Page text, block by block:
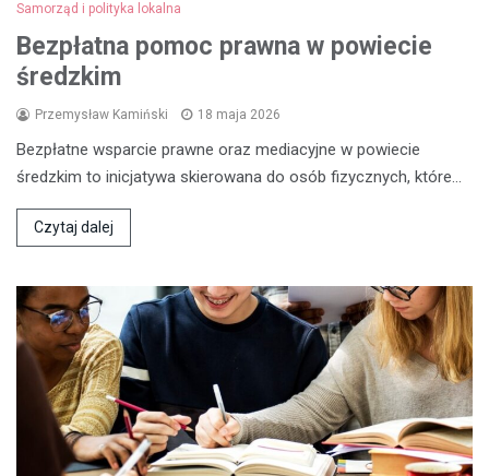
Samorząd i polityka lokalna
Bezpłatna pomoc prawna w powiecie
średzkim
Przemysław Kamiński 18 maja 2026
Bezpłatne wsparcie prawne oraz mediacyjne w powiecie
średzkim to inicjatywa skierowana do osób fizycznych, które…
Czytaj dalej